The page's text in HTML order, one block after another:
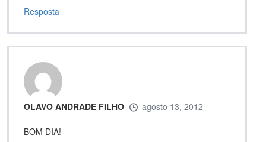
Resposta
OLAVO ANDRADE FILHO agosto 13, 2012
BOM DIA!